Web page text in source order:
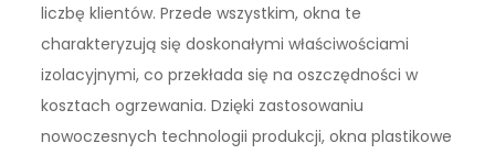
liczbę klientów. Przede wszystkim, okna te
charakteryzują się doskonałymi właściwościami
izolacyjnymi, co przekłada się na oszczędności w
kosztach ogrzewania. Dzięki zastosowaniu
nowoczesnych technologii produkcji, okna plastikowe